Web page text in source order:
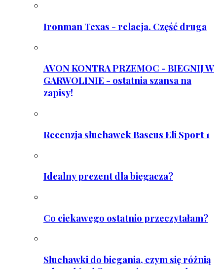
Ironman Texas - relacja. Część druga
AVON KONTRA PRZEMOC - BIEGNIJ W
GARWOLINIE - ostatnia szansa na
zapisy!
Recenzja słuchawek Baseus Eli Sport 1
Idealny prezent dla biegacza?
Co ciekawego ostatnio przeczytałam?
Słuchawki do biegania, czym się różnią